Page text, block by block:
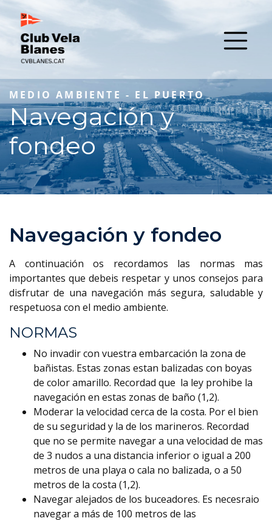
MEDIO AMBIENTE - EL PUERTO
Navegación y
fondeo
Navegación y fondeo
A continuación os recordamos las normas mas
importantes que debeis respetar y unos consejos para
disfrutar de una navegación más segura, saludable y
respetuosa con el medio ambiente.
NORMAS
No invadir con vuestra embarcación la zona de
bañistas. Estas zonas estan balizadas con boyas
de color amarillo. Recordad que la ley prohibe la
navegación en estas zonas de baño (1,2).
Moderar la velocidad cerca de la costa. Por el bien
de su seguridad y la de los marineros. Recordad
que no se permite navegar a una velocidad de mas
de 3 nudos a una distancia inferior o igual a 200
metros de una playa o cala no balizada, o a 50
metros de la costa (1,2).
Navegar alejados de los buceadores. Es necesraio
navegar a más de 100 metros de las